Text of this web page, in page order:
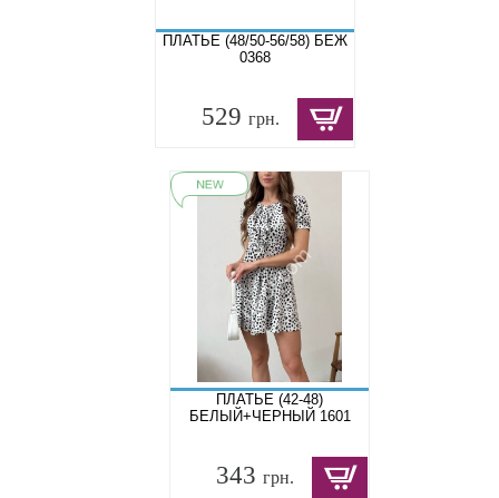
ПЛАТЬЕ (48/50-56/58) БЕЖ
0368
529 грн.
ПЛАТЬЕ (42-48)
БЕЛЫЙ+ЧЕРНЫЙ 1601
343 грн.